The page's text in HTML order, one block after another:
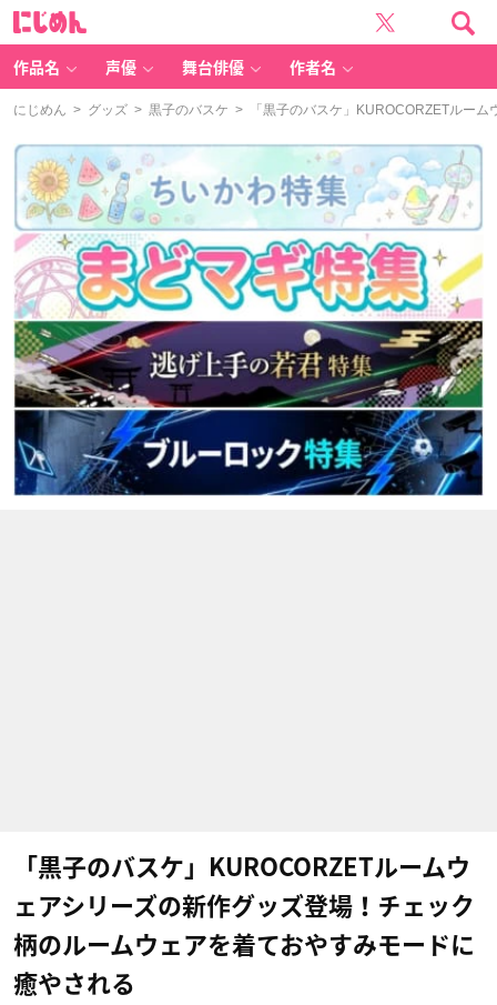
作品名 声優 舞台俳優 作者名
にじめん > グッズ > 黒子のバスケ > 「黒子のバスケ」KUROCORZETルーム
「黒子のバスケ」KUROCORZETルームウ
ェアシリーズの新作グッズ登場！チェック
柄のルームウェアを着ておやすみモードに
癒やされる